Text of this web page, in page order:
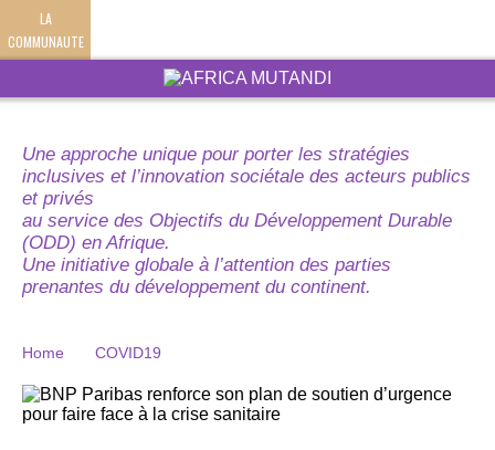
LA
COMMUNAUTE
Une approche unique pour porter les stratégies
inclusives et l’innovation sociétale des acteurs publics
et privés
au service des Objectifs du Développement Durable
(ODD) en Afrique.
Une initiative globale à l’attention des parties
prenantes du développement du continent.
Home COVID19